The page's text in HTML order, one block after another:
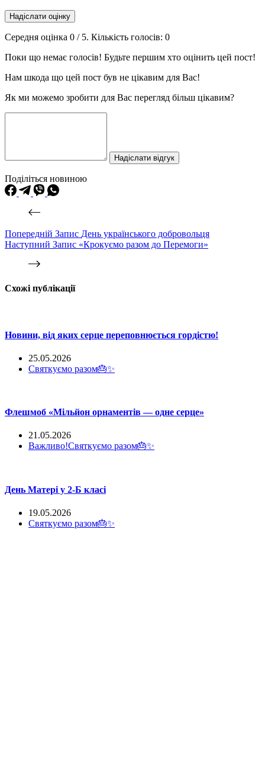
Надіслати оцінку
Середня оцінка 0 / 5. Кількість голосів: 0
Поки що немає голосів! Будьте першим хто оцінить цей пост!
Нам шкода що цей пост був не цікавим для Вас!
Як ми можемо зробити для Вас перегляд більш цікавим?
Надіслати відгук
Поділіться новиною
Попередній Запис День українського добровольця
Наступний Запис «Крокуємо разом до Перемоги»
Схожі публікації
Новини, від яких серце переповнюється гордістю!
25.05.2026
Святкуємо разом🎂✨
Флешмоб «Мільйон орнаментів — одне серце»
21.05.2026
Важливо!Святкуємо разом🎂✨
День Матері у 2-Б класі
19.05.2026
Святкуємо разом🎂✨